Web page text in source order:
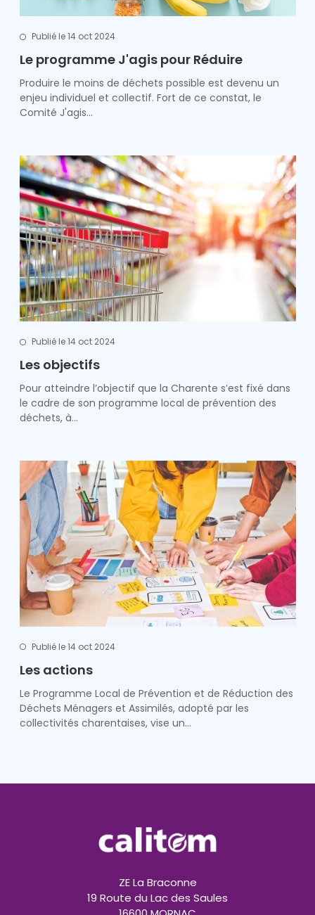
Publié le 14 oct 2024
Le programme J'agis pour Réduire
Produire le moins de déchets possible est devenu un
enjeu individuel et collectif. Fort de ce constat, le
Comité J'agis…
Publié le 14 oct 2024
Les objectifs
Pour atteindre l’objectif que la Charente s’est fixé dans
le cadre de son programme local de prévention des
déchets, à…
Publié le 14 oct 2024
Les actions
Le Programme Local de Prévention et de Réduction des
Déchets Ménagers et Assimilés, adopté par les
collectivités charentaises, vise un…
ZE La Braconne
19 Route du Lac des Saules